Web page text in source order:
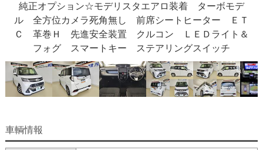
純正オプション☆モデリスタエアロ装着 ターボモデ
ル 全方位カメラ死角無し 前席シートヒーター ＥＴ
Ｃ 革巻Ｈ 先進安全装置 クルコン ＬＥＤライト＆
フォグ スマートキー ステアリングスイッチ
車輌情報